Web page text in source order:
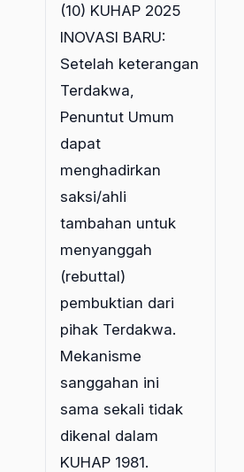
(10) KUHAP 2025
INOVASI BARU:
Setelah keterangan
Terdakwa,
Penuntut Umum
dapat
menghadirkan
saksi/ahli
tambahan untuk
menyanggah
(rebuttal)
pembuktian dari
pihak Terdakwa.
Mekanisme
sanggahan ini
sama sekali tidak
dikenal dalam
KUHAP 1981.